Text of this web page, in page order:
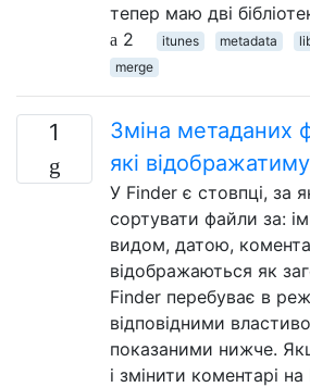
тепер маю дві
2
itunes metadata
merge
1
Зміна метаданих
які
У Finder є стовпці, за
сортувати файли за:
видом, датою,
відображаються як
Finder перебуває в
відповідними
показаними нижче.
і змінити коментарі на